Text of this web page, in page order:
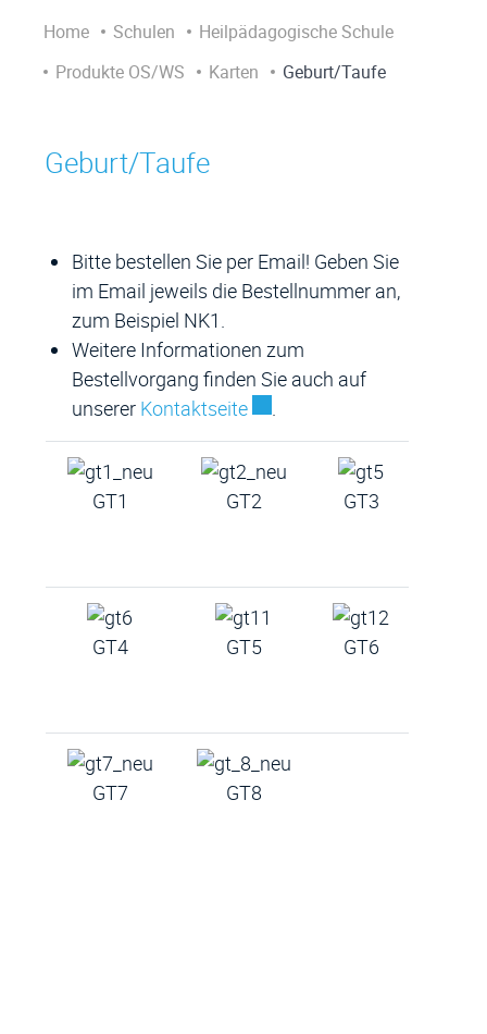
Home Schulen
Heilpädagogische Schule
Produkte OS/WS
Karten Geburt/Taufe
Geburt/Taufe
Bitte bestellen Sie per Email! Geben Sie
im Email jeweils die Bestellnummer an,
zum Beispiel NK1.
Weitere Informationen zum
Bestellvorgang finden Sie auch auf
unserer KontaktseiteExterner Link wird in einem
.
GT1 GT2 GT3
GT4 GT5 GT6
GT7 GT8